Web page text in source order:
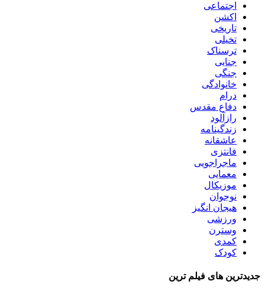
اجتماعی
اکشن
تاریخی
تخیلی
ترسناک
جنایی
جنگی
خانوادگی
درام
دفاع مقدس
رازآلود
زندگینامه
عاشقانه
فانتزی
ماجراجویی
معمایی
موزیکال
نوجوان
هیجان انگیز
ورزشی
وسترن
کمدی
کودک
جدیدترین های فیلم ترین